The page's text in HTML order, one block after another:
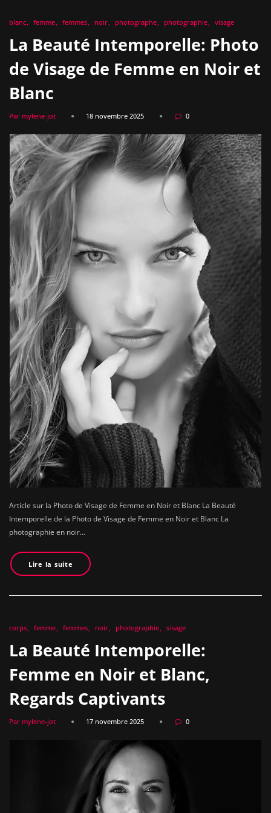
blanc femme femmes noir photographe photographie visage
La Beauté Intemporelle: Photo
de Visage de Femme en Noir et
Blanc
Par mylene-jot 18 novembre 2025 0
Article sur la Photo de Visage de Femme en Noir et Blanc La Beauté
Intemporelle de la Photo de Visage de Femme en Noir et Blanc La
photographie en noir…
Lire la suite
corps femme femmes noir photographie visage
La Beauté Intemporelle:
Femme en Noir et Blanc,
Regards Captivants
Par mylene-jot 17 novembre 2025 0